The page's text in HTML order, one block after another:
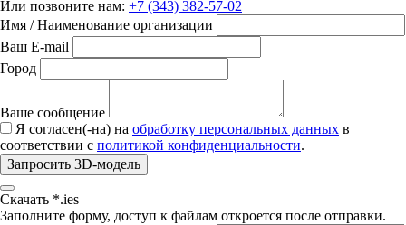
Или позвоните нам: +7 (343) 382-57-02
Имя / Наименование организации
Ваш E-mail
Город
Ваше сообщение
Я согласен(-на) на обработку персональных данных в
соответствии с политикой конфиденциальности.
Запросить 3D-модель
Скачать *.ies
Заполните форму, доступ к файлам откроется после отправки.